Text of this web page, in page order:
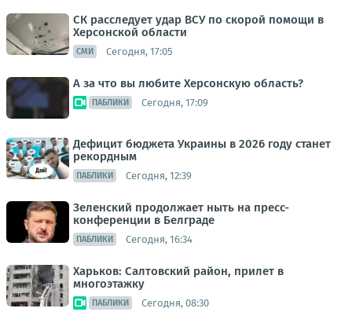
СК расследует удар ВСУ по скорой помощи в
Херсонской области
СМИ Сегодня, 17:05
А за что вы любите Херсонскую область?
ПАБЛИКИ Сегодня, 17:09
Дефицит бюджета Украины в 2026 году станет
рекордным
ПАБЛИКИ Сегодня, 12:39
Зеленский продолжает ныть на пресс-
конференции в Белграде
ПАБЛИКИ Сегодня, 16:34
Харьков: Салтовский район, прилет в
многоэтажку
ПАБЛИКИ Сегодня, 08:30